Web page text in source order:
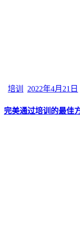
培训 2022年4月21日
完美通过培训的最佳